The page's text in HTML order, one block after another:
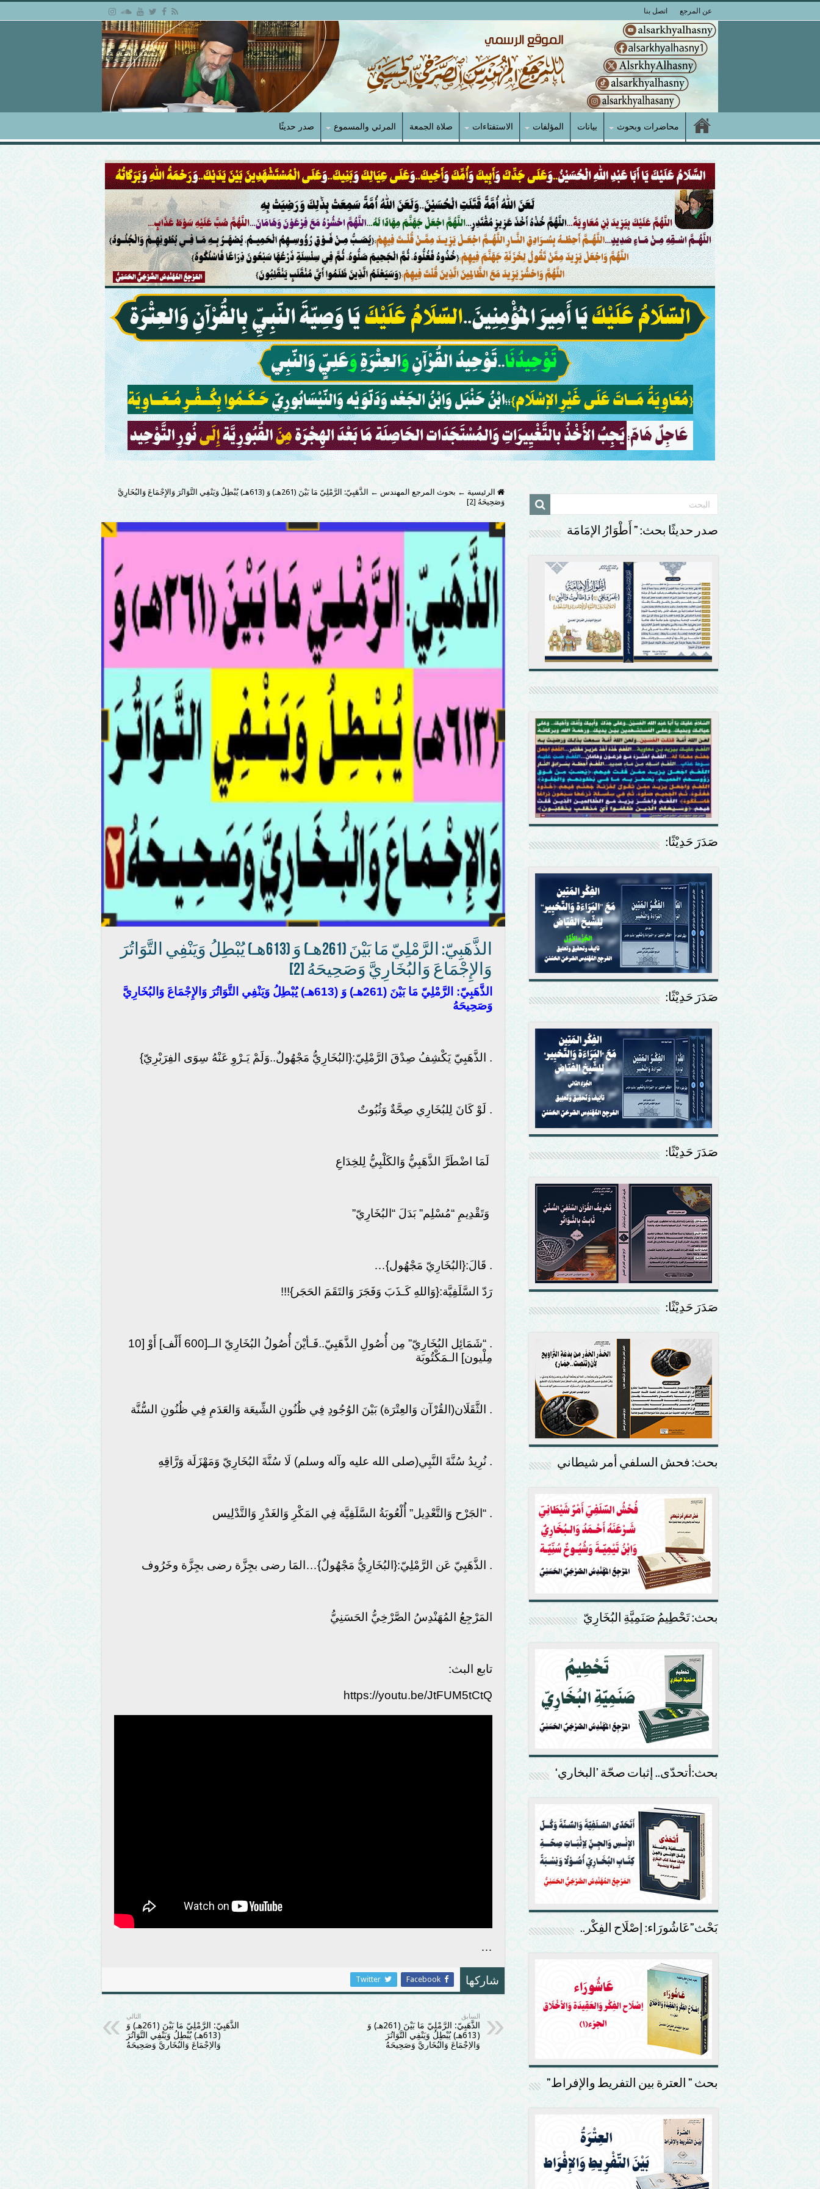
عن المرجع اتصل بنا
محاضرات وبحوث بيانات المؤلفات الاستفتاءات صلاة الجمعة المرئي والمسموع صدر حديثًا
الرئيسية ← بحوث المرجع المهندس ←
الذَّهَبِيّ: الرَّمْلِيّ مَا بَيْنَ (261هـ) وَ (613هـ) يُبْطِلُ وَيَنْفِي التَّوَاتُرَ وَالإِجْمَاعَ وَالبُخَارِيَّ
وَصَحِيحَهُ [2]
الذَّهَبِيّ: الرَّمْلِيّ مَا بَيْنَ (261هـ) وَ (613هـ) يُبْطِلُ وَيَنْفِي التَّوَاتُرَ
وَالإِجْمَاعَ وَالبُخَارِيَّ وَصَحِيحَهُ [2]
الذَّهَبِيّ: الرَّمْلِيّ مَا بَيْنَ (261هـ) وَ (613هـ) يُبْطِلُ وَيَنْفِي التَّوَاتُرَ وَالإِجْمَاعَ وَالبُخَارِيَّ
وَصَحِيحَهُ
. الذَّهَبِيّ يَكْشِفُ صِدْقَ الرَّمْلِيّ:{البُخَارِيُّ مَجْهُولٌ..وَلَمْ يَـرْوِ عَنْهُ سِوَى الفِرَبْرِيّ}
. لَوْ كَانَ لِلبُخَارِي صِحَّةٌ وَثُبُوتٌ
لَمَا اضْطَرَّ الذَّهَبِيُّ وَالكَلْبِيُّ لِلخِدَاعِ
وَتَقْدِيمِ “مُسْلِم” بَدَلَ “البُخَارِيّ”
. قَالَ:{البُخَارِيّ مَجْهُول}…
رَدّ السَّلَفِيَّة:{وَاللهِ كَـذَبَ وَفَجَرَ وَالتَقَمَ الحَجَر}!!!
. “شَمَائِل البُخَارِيّ” مِن أُصُولِ الذَّهَبِيّ..فَـأيْنَ أُصُولُ البُخَارِيّ الــ[600 أَلْف] أَوْ [10
مِلْيون] الـمَكْتُوبَة
. الثَّقَلَان(القُرْآن وَالعِتْرَة) بَيْنَ الوُجُودِ فِي ظُنُونِ الشِّيعَة وَالعَدَمِ فِي ظُنُونِ السُّنَّة
. نُرِيدُ سُنَّةَ النَّبِي(صلى الله عليه وآله وسلم) لَا سُنَّةَ البُخَارِيّ وَمَهْزَلَة وَرَّاقِهِ
. “الجَرْح وَالتَّعْدِيل” أُلْعُوبَةُ السَّلَفِيَّة فِي المَكْرِ وَالغَدْرِ وَالتَّدْلِيس
. الذَّهَبِيّ عَن الرَّمْلِيّ:{البُخَارِيُّ مَجْهُولٌ}…المَا رضى بجِزَّة رضى بجِزَّة وخَرُوف
المَرْجِعُ المُهَنْدِسُ الصَّرْخِيُّ الحَسَنِيُّ
تابع البث:
https://youtu.be/JtFUM5tCtQ
…
شاركها Facebook
Twitter
السابق
الذَّهَبِيّ: الرَّمْلِيّ مَا بَيْنَ (261هـ) وَ
(613هـ) يُبْطِلُ وَيَنْفِي التَّوَاتُرَ
وَالإِجْمَاعَ وَالبُخَارِيَّ وَصَحِيحَهُ
التالي
الذَّهَبِيّ: الرَّمْلِيّ مَا بَيْنَ (261هـ) وَ
(613هـ) يُبْطِلُ وَيَنْفِي التَّوَاتُرَ
وَالإِجْمَاعَ وَالبُخَارِيَّ وَصَحِيحَهُ
صدر حديثًا بحث: ” أَطْوَارُ الإمَامَة
صَدَرَ حَدِيْثًا:
صَدَرَ حَدِيْثًا:
صَدَرَ حَدِيْثًا:
صَدَرَ حَدِيْثًا:
بحث: فحش السلفي أمر شيطاني
بحث: تَحْطِيمُ صَنَمِيَّةِ البُخَارِيّ
بحث:أتحدّى.. إثبات صحّة ’البخاري‘
بَحْث”عَاشُورَاء: إصْلَاح الفِكْر..
بحث ” العترة بين التفريط والإفراط”